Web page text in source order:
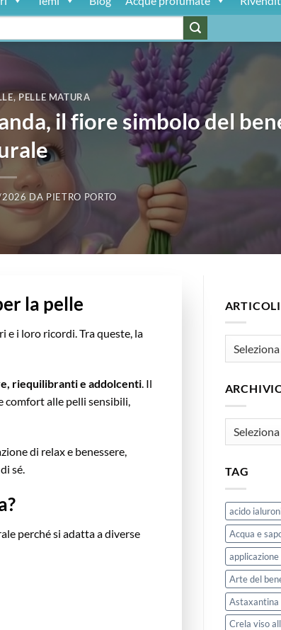
,PELLE MATURA
il fiore simbolo del
DA PIETRO PORTO
la pelle
e i loro ricordi. Tra queste, la
riequilibranti e addolcenti. Il
comfort alle pelli sensibili,
di relax e benessere,
sé.
perché si adatta a diverse
ARTICOLI
Archivio
Articoli
TAG
acido
Acqua e
applicazione
Arte del
Astaxantina
Crela viso